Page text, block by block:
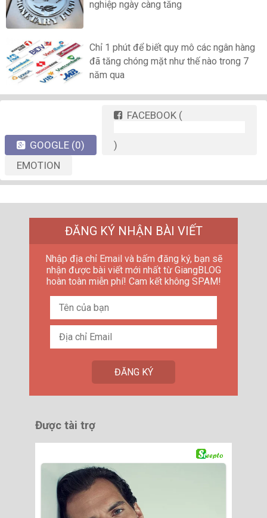
nghiệp ngày càng tăng
Chỉ 1 phút để biết quy mô các ngân hàng
đã tăng chóng mặt như thế nào trong 7
năm qua
GOOGLE (0)
FACEBOOK (
)
EMOTION
ĐĂNG KÝ NHẬN BÀI VIẾT
Nhập địa chỉ Email và bấm đăng ký, bạn sẽ
nhận được bài viết mới nhất từ GiangBLOG
hoàn toàn miễn phí! Cam kết không SPAM!
Được tài trợ